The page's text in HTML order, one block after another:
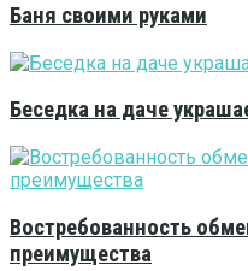
Баня своими руками
Беседка на даче
Востребованность
преимущества